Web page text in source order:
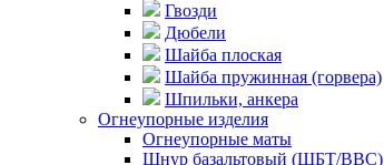
Гвозди
Дюбели
Шайба плоская
Шайба пружинная (горвера)
Шпильки, анкера
Огнеупорные изделия
Огнеупорные маты
Шнур базальтовый (ШБТ/ВВС)